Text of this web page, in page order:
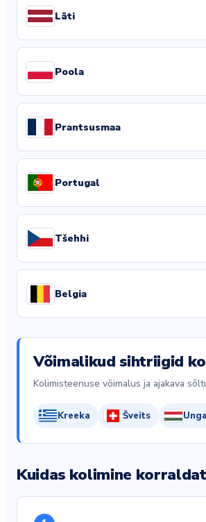
Läti
Poola
Prantsusmaa
Portugal
Tšehhi
Belgia
Võimalikud sihtriigid
Kolimisteenuse võimalus ja ajakava
Kreeka Šveits
Kuidas kolimine